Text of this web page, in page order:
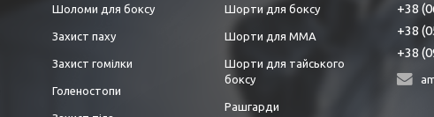
Шоломи для боксу
Захист паху
Захист гомілки
Голеностопи
Шорти для боксу
Шорти для ММА
Шорти для тайського
боксу
Рашгарди
+38
+38
+38